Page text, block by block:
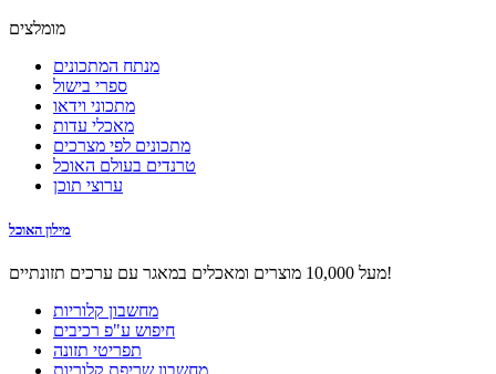
מומלצים
מנתח המתכונים
ספרי בישול
מתכוני וידאו
מאכלי עדות
מתכונים לפי מצרכים
טרנדים בעולם האוכל
ערוצי תוכן
מילון האוכל
מעל 10,000 מוצרים ומאכלים במאגר עם ערכים תזונתיים!
מחשבון קלוריות
חיפוש ע"פ רכיבים
תפריטי תזונה
מחשבון שריפת קלוריות